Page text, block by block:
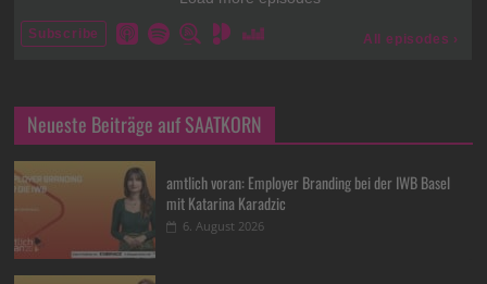
Neueste Beiträge auf SAATKORN
amtlich voran: Employer Branding bei der IWB Basel
mit Katarina Karadzic
6. August 2026